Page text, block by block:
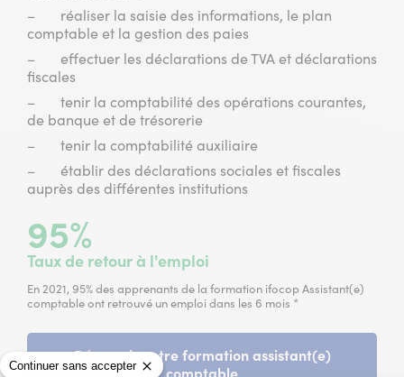
Continuer sans accepter
– réaliser la saisie des informations, le plan
comptable et la gestion des paies
– effectuer les déclarations de TVA et déclarations
fiscales
– tenir la comptabilité des opérations courantes,
de banque et de trésorerie
– tenir la comptabilité auxiliaire
– établir des déclarations sociales et fiscales
auprès des différentes institutions
95%
Taux de retour à l'emploi
En 2021, 95% des apprenants de la formation ifocop Assistant(e)
comptable ont retrouvé un emploi dans les 6 mois *
Découvrir notre formation assistant(e)
comptable